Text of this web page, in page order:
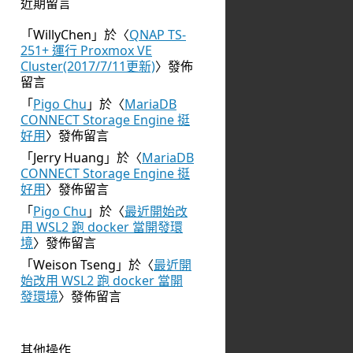
「WillyChen 」於〈QNAP TS-
251+ 運行 Proxmox VE
Cluster(2017/7/11更新)〉發佈
留言
「Pigo Chu 」於〈MariaDB
CONNECT Storage Engine 挺
好用〉發佈留言
「Jerry Huang 」於〈MariaDB
CONNECT Storage Engine 挺
好用〉發佈留言
「Pigo Chu 」於〈最近開始改
用 WSL2 跑 docker 當開發環
境〉發佈留言
「Weison Tseng 」於〈最近開
始改用 WSL2 跑 docker 當開
發環境〉發佈留言
其他操作